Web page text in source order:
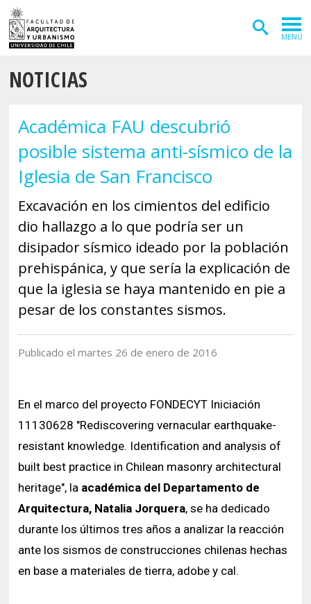
MENÚ
POSTGRADOS
DEPARTAMENTOS
Arquitectura
Geografía
Urbanismo
INSTITUTOS
Vivienda
Historia y Patrimonio
FACULTAD
Estudiantes Funcionarios
NOTICIAS
Académica FAU descubrió
posible sistema anti-sísmico de la
Iglesia de San Francisco
Excavación en los cimientos del edificio
dio hallazgo a lo que podría ser un
disipador sísmico ideado por la población
prehispánica, y que sería la explicación de
que la iglesia se haya mantenido en pie a
pesar de los constantes sismos.
Publicado el martes 26 de enero de 2016
En el marco del proyecto FONDECYT Iniciación
11130628 "Rediscovering vernacular earthquake-
resistant knowledge. Identification and analysis of
built best practice in Chilean masonry architectural
heritage", la académica del Departamento de
Arquitectura, Natalia Jorquera, se ha dedicado
durante los últimos tres años a analizar la reacción
ante los sismos de construcciones chilenas hechas
en base a materiales de tierra, adobe y cal.